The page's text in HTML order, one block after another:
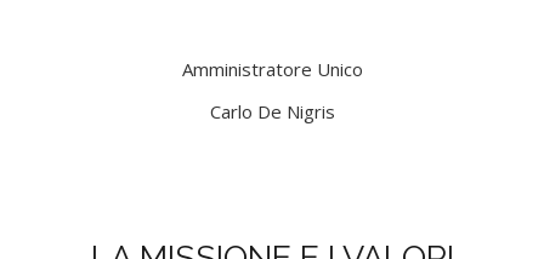
Amministratore Unico
Carlo De Nigris